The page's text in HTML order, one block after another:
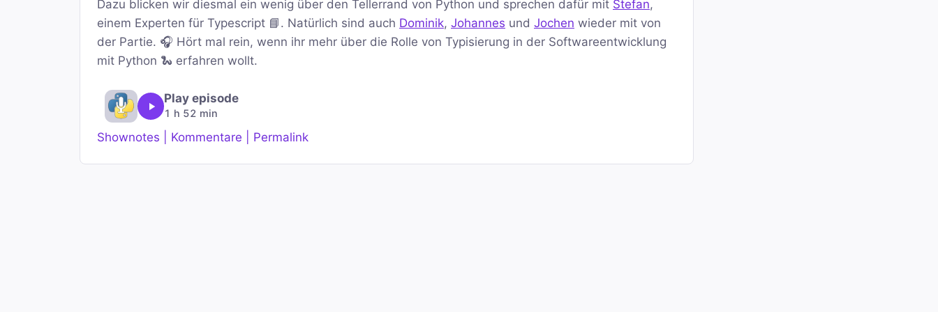
Dazu blicken wir diesmal ein wenig über den Tellerrand von Python und sprechen dafür mit Stefan,
einem Experten für Typescript 📘. Natürlich sind auch Dominik, Johannes und Jochen wieder mit von
der Partie. 🎧 Hört mal rein, wenn ihr mehr über die Rolle von Typisierung in der Softwareentwicklung
mit Python 🐍 erfahren wollt.
Play episode
1 h 52 min
Shownotes | Kommentare | Permalink